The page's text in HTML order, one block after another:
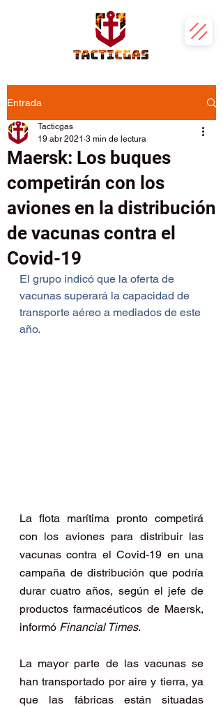
Entrada
Maersk: Los buques
competirán con los
aviones en la distribución
de vacunas contra el
Covid-19
Tacticgas
19 abr 2021 3 min de lectura
El grupo indicó que la oferta de
vacunas superará la capacidad de
transporte aéreo a mediados de este
año.
La flota marítima pronto competirá
con los aviones para distribuir las
vacunas contra el Covid-19 en una
campaña de distribución que podría
durar cuatro años, según el jefe de
productos farmacéuticos de Maersk,
informó Financial Times.
La mayor parte de las vacunas se
han transportado por aire y tierra, ya
que las fábricas están situadas